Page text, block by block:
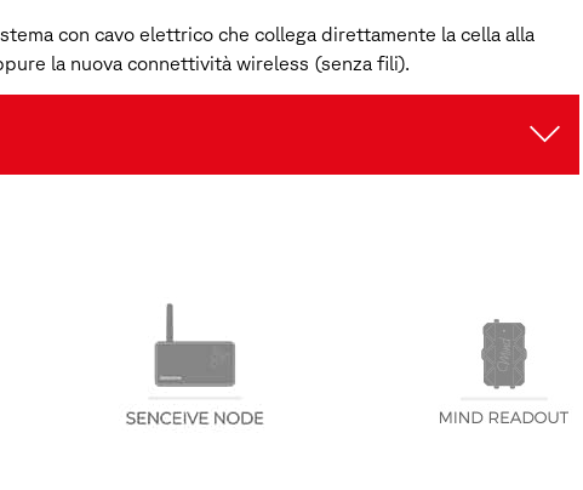
con cavo elettrico che collega direttamente la cella alla
la nuova connettività wireless (senza fili).